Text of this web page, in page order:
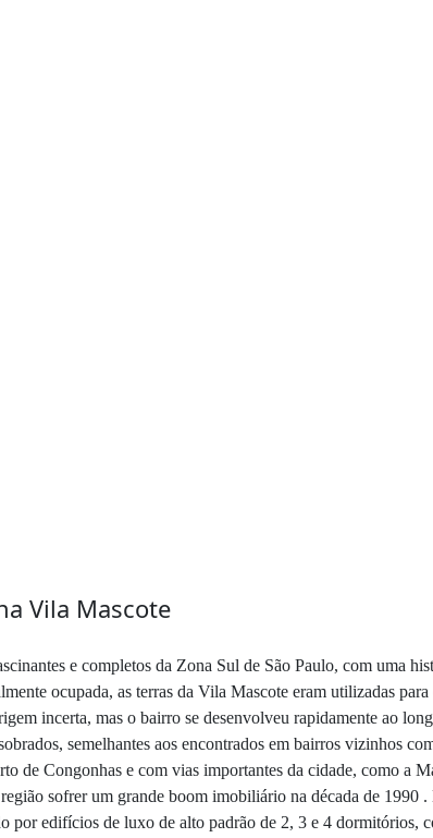
Vila Mascote
e completos da Zona Sul de São Paulo, com uma
ocupada, as terras da Vila Mascote eram utilizadas
incerta, mas o bairro se desenvolveu rapidamente ao
semelhantes aos encontrados em bairros vizinhos
de Congonhas e com vias importantes da cidade, como a
sofrer um grande boom imobiliário na década de 1990
por edifícios de luxo de alto padrão de 2, 3 e 4 dormitórios,